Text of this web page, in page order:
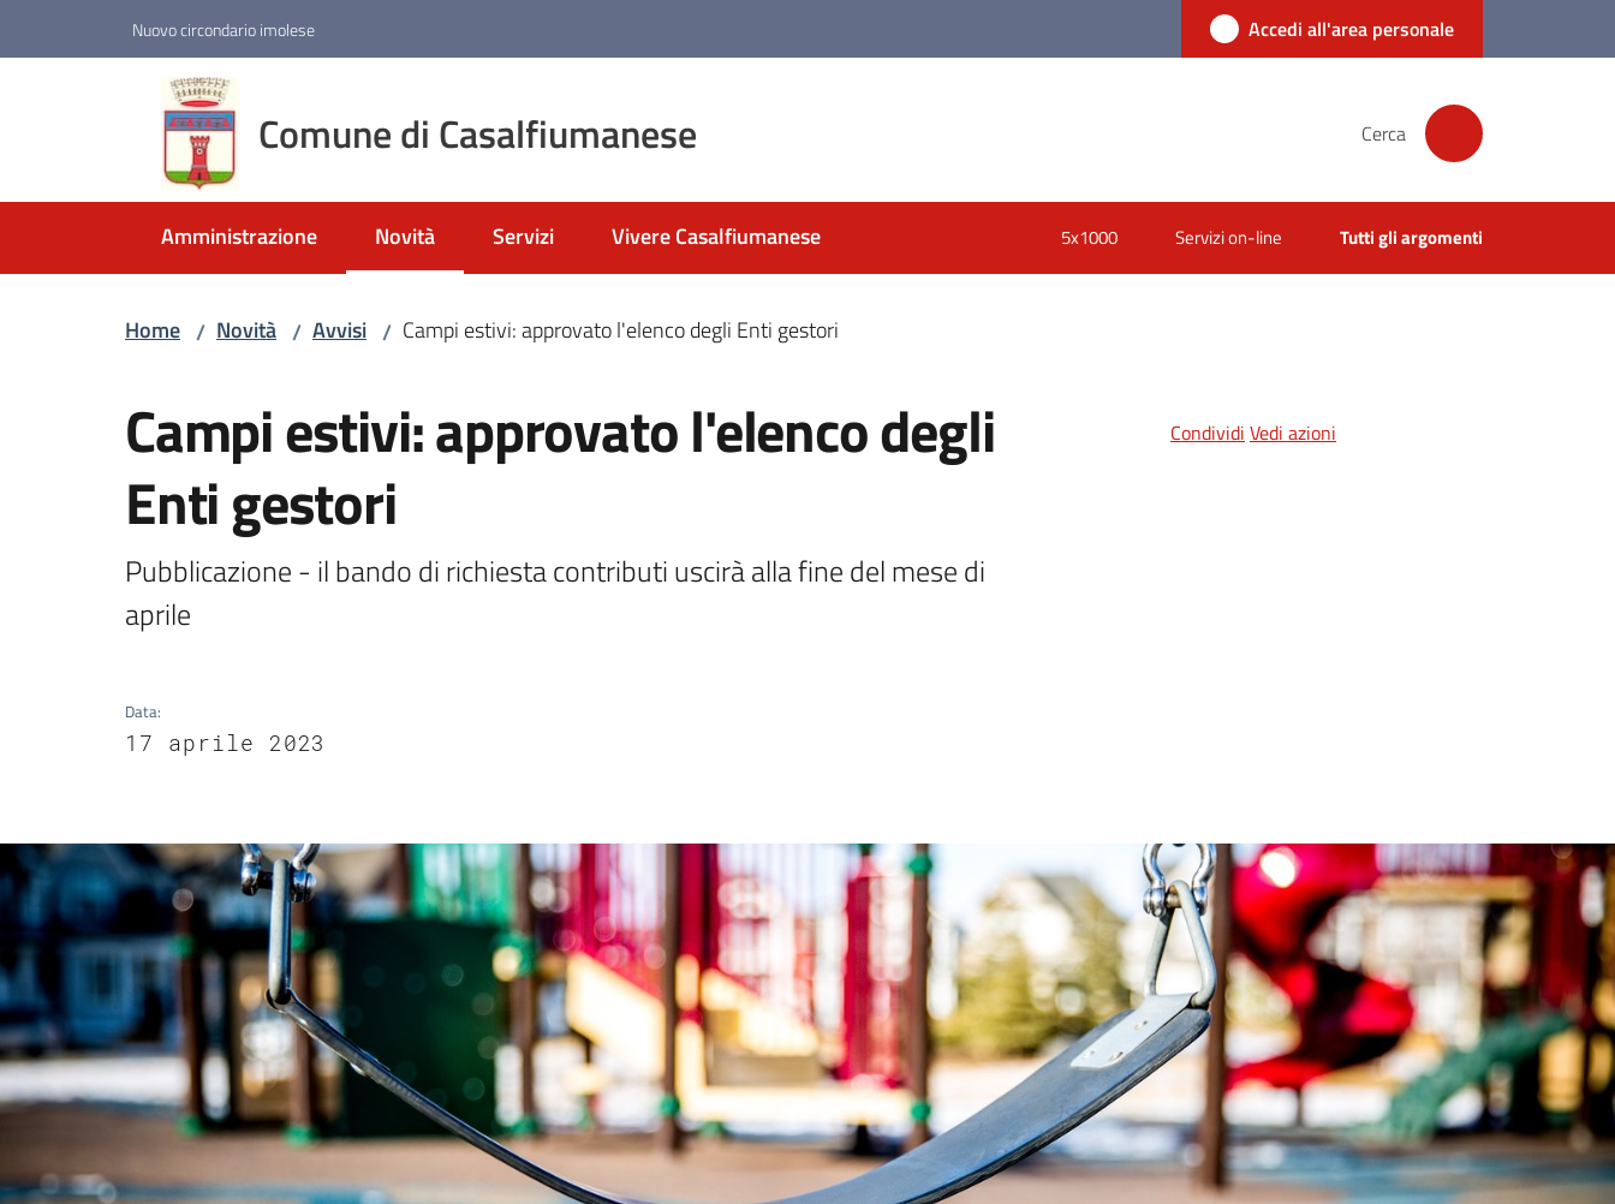
Nuovo circondario imolese Accedi all'area personale
Comune di Casalfiumanese Cerca
Amministrazione Novità
Menu selezionato
Servizi Vivere Casalfiumanese 5x1000 Servizi on-line Tutti gli argomenti
Home / Novità / Avvisi / Campi estivi: approvato l'elenco degli Enti gestori
Campi estivi: approvato l'elenco degli
Enti gestori
Pubblicazione - il bando di richiesta contributi uscirà alla fine del mese di
aprile
Data:
17 aprile 2023
Condividi Vedi azioni